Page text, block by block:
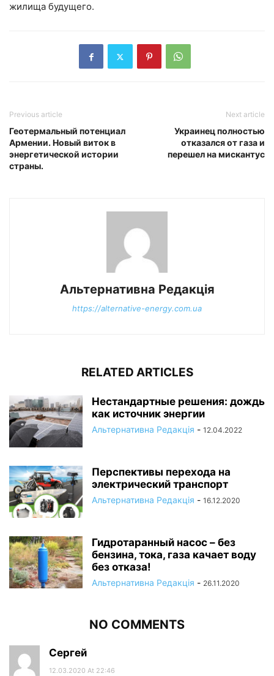
жилища будущего.
Previous article
Геотермальный потенциал
Армении. Новый виток в
энергетической истории
страны.
Next article
Украинец полностью
отказался от газа и
перешел на мискантус
Альтернативна Редакція
https://alternative-energy.com.ua
RELATED ARTICLES
Нестандартные решения: дождь
как источник энергии
Альтернативна Редакція - 12.04.2022
Перспективы перехода на
электрический транспорт
Альтернативна Редакція - 16.12.2020
Гидротаранный насос – без
бензина, тока, газа качает воду
без отказа!
Альтернативна Редакція - 26.11.2020
NO COMMENTS
Сергей
12.03.2020 At 22:46